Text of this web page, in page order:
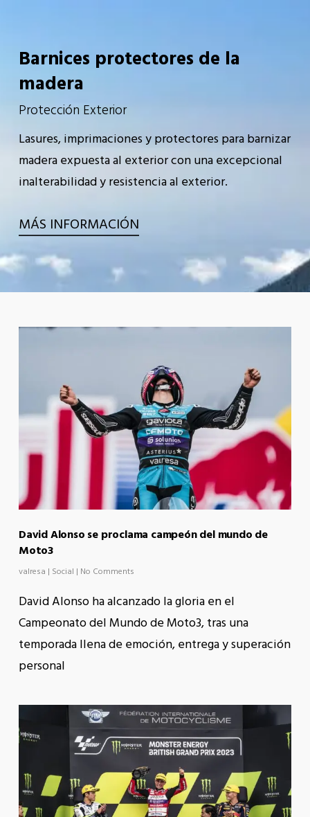
Barnices protectores de la
madera
Protección Exterior
Lasures, imprimaciones y protectores para barnizar
madera expuesta al exterior con una excepcional
inalterabilidad y resistencia al exterior.
MÁS INFORMACIÓN
David Alonso se proclama campeón del mundo de
Moto3
valresa | Social | No Comments
David Alonso ha alcanzado la gloria en el
Campeonato del Mundo de Moto3, tras una
temporada llena de emoción, entrega y superación
personal